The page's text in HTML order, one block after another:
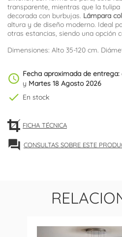
transparente, mientras que la
decorada con burbujas. Lámpara
altura y de diseño moderno. Ideal
otras estancias, siendo una opción
Dimensiones: Alto 35-120 cm.
schedule Fecha aproximada de entrega:
y Martes 18 Agosto 2026
check En stock
FICHA TÉCNICA
forum CONSULTAS SOBRE ESTE